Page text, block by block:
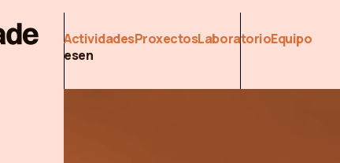
Pemade
ActividadesProxectosLaboratorioEquipo
esen